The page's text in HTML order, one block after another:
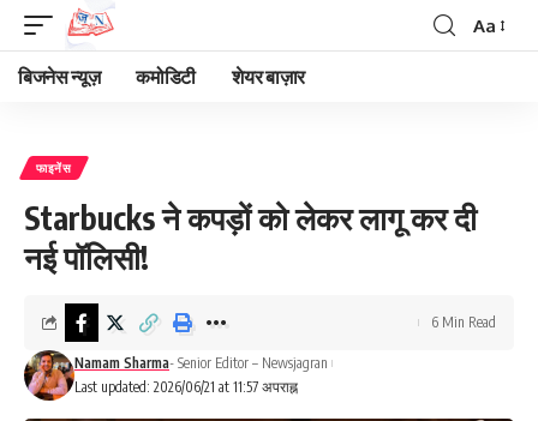
Font
Aa
बिजनेस न्यूज़ कमोडिटी शेयर बाज़ार
फाइनेंस
Starbucks ने कपड़ों को लेकर लागू कर दी
नई पॉलिसी!
Last updated: 2026/06/21 at 11:57 अपराह्न
Namam Sharma- Senior Editor – Newsjagran
6 Min Read